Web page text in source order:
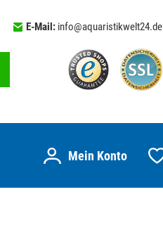
E-Mail: info@aquaristikwelt24.de